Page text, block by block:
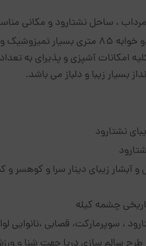
، ساحل نشتارود و مکانی
این مجتمع اقامتی با واحد‌های مبله دو
بسیار زیبا و دلباز می باشد.